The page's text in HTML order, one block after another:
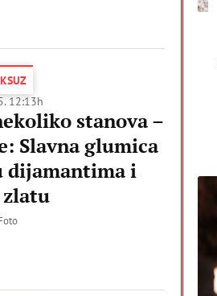
12:13h
stanova –
Slavna glumica
dijamantima i